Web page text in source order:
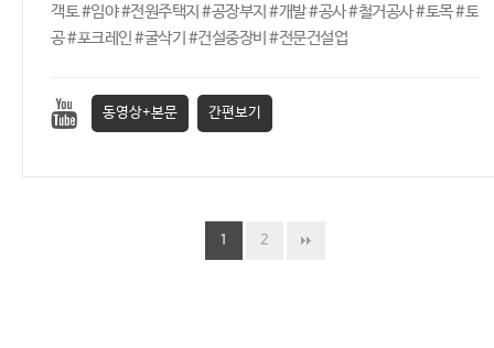
객토 #임야 #전원주택지 #공장부지 #개발 #공사 #철거공사 #토목 #토
공 #포크레인 #굴삭기 #건설중장비 #전문건설업
동영상+본문 간편보기
1 2